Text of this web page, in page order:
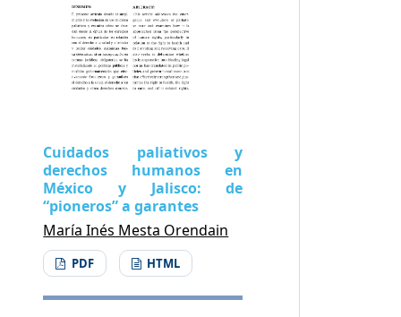
Cuidados paliativos y
derechos humanos en
México y Jalisco: de
“pioneros” a garantes
María Inés Mesta Orendain
PDF HTML